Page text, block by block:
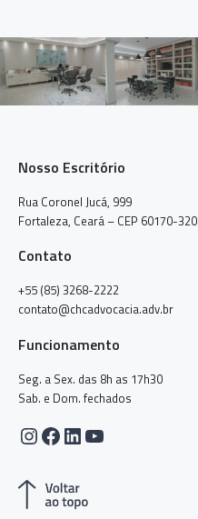
Nosso Escritório
Rua Coronel Jucá, 999
Fortaleza, Ceará – CEP 60170-320
Contato
+55 (85) 3268-2222
contato@chcadvocacia.adv.br
Funcionamento
Seg. a Sex. das 8h as 17h30
Sab. e Dom. fechados
Instagram
Facebook
LinkedIn
Youtube